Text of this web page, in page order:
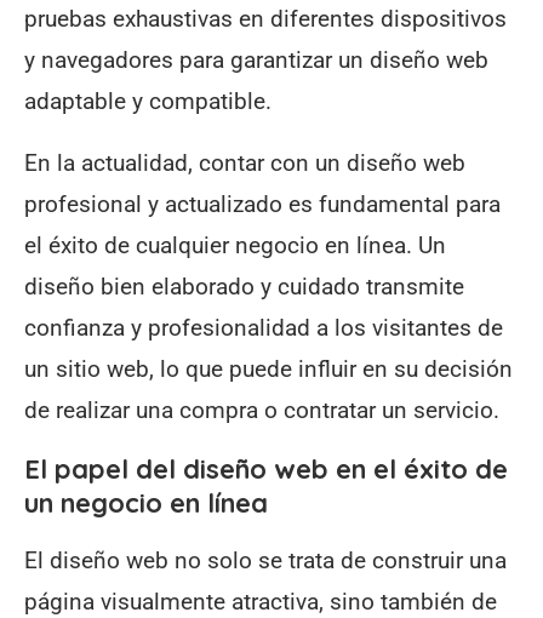
pruebas exhaustivas en diferentes dispositivos
y navegadores para garantizar un diseño web
adaptable y compatible.
En la actualidad, contar con un diseño web
profesional y actualizado es fundamental para
el éxito de cualquier negocio en línea. Un
diseño bien elaborado y cuidado transmite
confianza y profesionalidad a los visitantes de
un sitio web, lo que puede influir en su decisión
de realizar una compra o contratar un servicio.
El papel del diseño web en el éxito de
un negocio en línea
El diseño web no solo se trata de construir una
página visualmente atractiva, sino también de